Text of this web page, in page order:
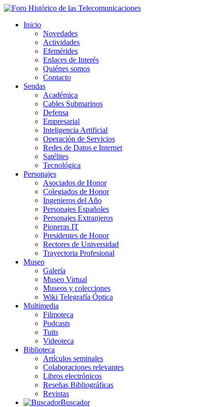
Inicio
Novedades
Actividades
Efemérides
Enlaces de Interés
Quiénes somos
Contacto
Sendas
Académica
Cables Submarinos
Defensa
Empresarial
Inteligencia Artificial
Operación de Servicios
Redes de Datos e Internet
Satélites
Tecnológica
Personajes
Asociados de Honor
Colegiados de Honor
Ingenieros del Año
Personajes Españoles
Personajes Extranjeros
Pioneras IT
Presidentes de Honor
Rectores de Universidad
Trayectoria Profesional
Museo
Galería
Museo Virtual
Museos y colecciones
Wiki Telegrafía Óptica
Multimedia
Filmoteca
Podcasts
Tuits
Videoteca
Biblioteca
Artículos seminales
Colaboraciones relevantes
Libros electrónicos
Reseñas Bibliográficas
Revistas
Buscador